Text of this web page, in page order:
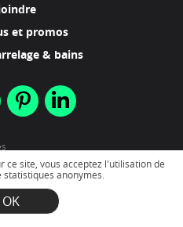
et promos
& bains
2022 - Création
ce site, vous acceptez l'utilisation de
anonymes.
OK